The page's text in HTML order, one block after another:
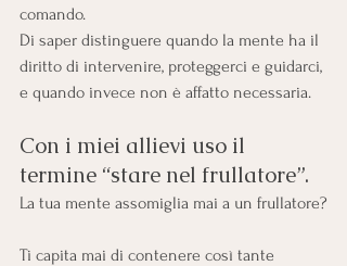
comando.
Di saper distinguere quando la mente ha il
diritto di intervenire, proteggerci e guidarci,
e quando invece non è affatto necessaria.
Con i miei allievi uso il
termine “stare nel frullatore”.
La tua mente assomiglia mai a un frullatore?
Ti capita mai di contenere così tante